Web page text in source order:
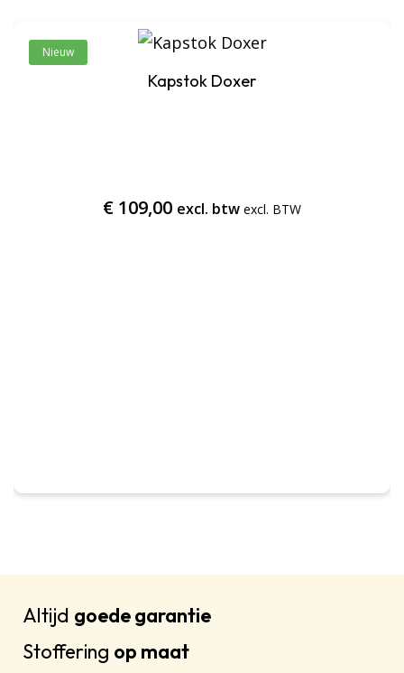
Kapstok Doxer
Nieuw
€ 109,00 excl. btw
Altijd goede garantie
Stoffering op maat